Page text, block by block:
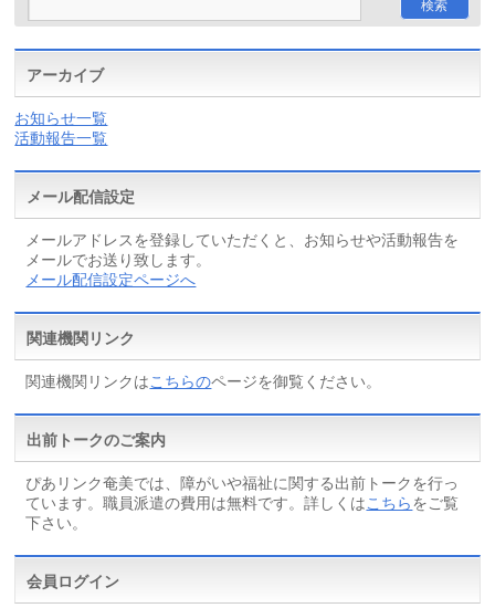
アーカイブ
お知らせ一覧
活動報告一覧
メール配信設定
メールアドレスを登録していただくと、お知らせや活動報告を
メールでお送り致します。
メール配信設定ページへ
関連機関リンク
関連機関リンクはこちらのページを御覧ください。
出前トークのご案内
ぴあリンク奄美では、障がいや福祉に関する出前トークを行っ
ています。職員派遣の費用は無料です。詳しくはこちらをご覧
下さい。
会員ログイン